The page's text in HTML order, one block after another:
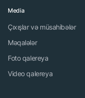
Media
Çıxışlar və müsahibələr
Məqalələr
Foto qalereya
Video qalereya